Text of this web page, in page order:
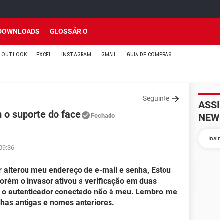
GLOSSÁRIO
OUTLOOK EXCEL INSTAGRAM GMAIL GUIA DE COMPRAS
Seguinte
o suporte do face Fechado
meu endereço de e-mail e senha, Estou
o invasor ativou a verificação em duas
autenticador conectado não é meu. Lembro-me
antigas e nomes anteriores.